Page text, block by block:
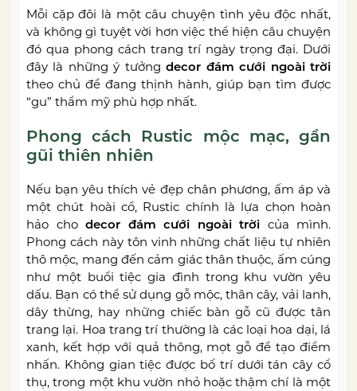
Mỗi cặp đôi là một câu chuyện tình yêu độc nhất,
và không gì tuyệt vời hơn việc thể hiện câu chuyện
đó qua phong cách trang trí ngày trọng đại. Dưới
đây là những ý tưởng decor đám cưới ngoài trời
theo chủ đề đang thịnh hành, giúp bạn tìm được
“gu” thẩm mỹ phù hợp nhất.
Phong cách Rustic mộc mạc, gần
gũi thiên nhiên
Nếu bạn yêu thích vẻ đẹp chân phương, ấm áp và
một chút hoài cổ, Rustic chính là lựa chọn hoàn
hảo chodecor đám cưới ngoài trời của mình.
Phong cách này tôn vinh những chất liệu tự nhiên
thô mộc, mang đến cảm giác thân thuộc, ấm cúng
như một buổi tiệc gia đình trong khu vườn yêu
dấu. Bạn có thể sử dụng gỗ mộc, thân cây, vải lanh,
dây thừng, hay những chiếc bàn gỗ cũ được tân
trang lại. Hoa trang trí thường là các loại hoa dại, lá
xanh, kết hợp với quả thông, mọt gỗ để tạo điểm
nhấn. Không gian tiệc được bố trí dưới tán cây cổ
thụ, trong một khu vườn nhỏ hoặc thậm chí là một